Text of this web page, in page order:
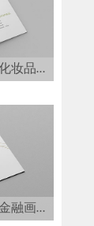
最新化妆品产品册设计-正规化妆品画册设计公司
金融企业画册设计-简约大气金融画册设计